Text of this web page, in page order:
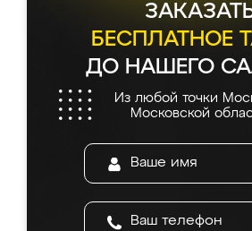
БЕСПЛАТНОЕ
ДО НАШЕГО
Из любой точки
Московской